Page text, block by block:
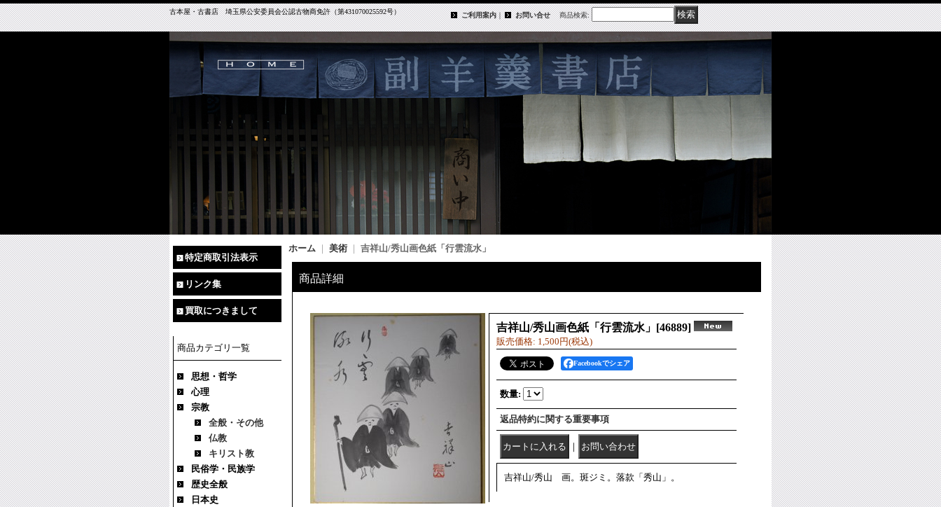
古本屋・古書店 埼玉県公安委員会公認古物商免許（第431070025592号） ご利用案内｜ お問い合せ 商品検索:
特定商取引法表示
リンク集
買取につきまして
商品カテゴリ一覧
思想・哲学
心理
宗教
全般・その他
仏教
キリスト教
民俗学・民族学
歴史全般
日本史
ホーム 美術 吉祥山/秀山画色紙「行雲流水」
商品詳細
吉祥山/秀山画色紙「行雲流水」 [46889]
販売価格: 1,500円(税込)
Facebookでシェア
数量:
返品特約に関する重要事項
｜
吉祥山/秀山 画。斑ジミ。落款「秀山」。